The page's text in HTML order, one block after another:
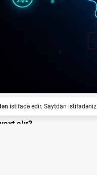
alır?
istifadə edir. Saytdan istifadəniz